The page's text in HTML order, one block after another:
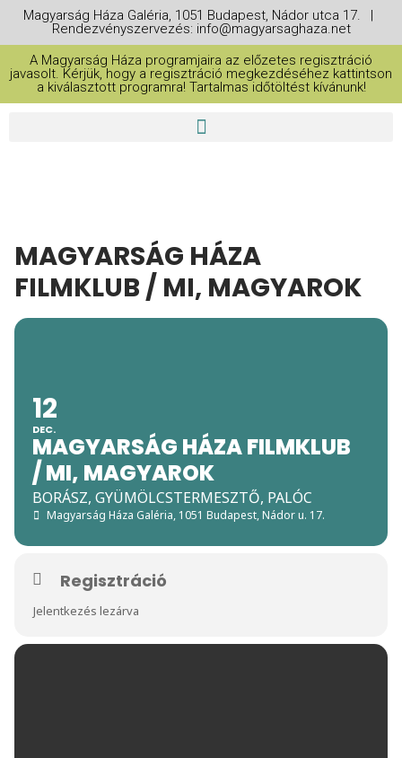
Magyarság Háza Galéria, 1051 Budapest, Nádor utca 17. |
Rendezvényszervezés: info@magyarsaghaza.net
A Magyarság Háza programjaira az előzetes regisztráció
javasolt. Kérjük, hogy a regisztráció megkezdéséhez kattintson
a kiválasztott programra! Tartalmas időtöltést kívánunk!
MAGYARSÁG HÁZA
FILMKLUB / MI, MAGYAROK
12
DEC.
MAGYARSÁG HÁZA FILMKLUB
/ MI, MAGYAROK
BORÁSZ, GYÜMÖLCSTERMESZTŐ, PALÓC
Magyarság Háza Galéria, 1051 Budapest, Nádor u. 17.
Regisztráció
Jelentkezés lezárva